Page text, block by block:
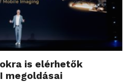
is elérhetők
megoldásai